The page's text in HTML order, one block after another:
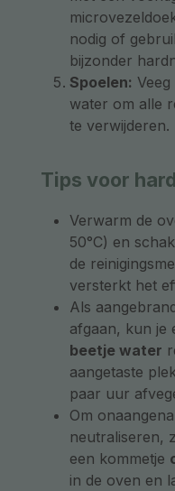
nodig of
bijzonder
Spoelen:
water om alle
te verwijderen.
Tips voor
Verwarm de
50°C) en
de
versterkt het
Als
afgaan, kun je
beetje water
aangetaste
paar uur
Om
neutraliseren,
een kommetje
in de oven en